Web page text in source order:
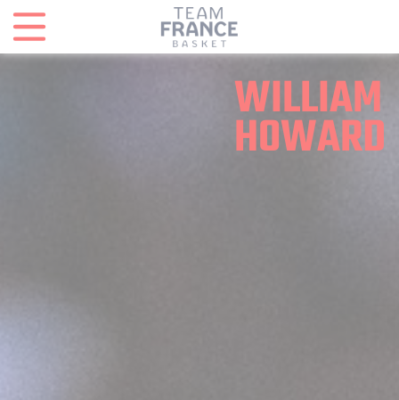
WILLIAM
HOWARD
Panneau de gestion des cookies